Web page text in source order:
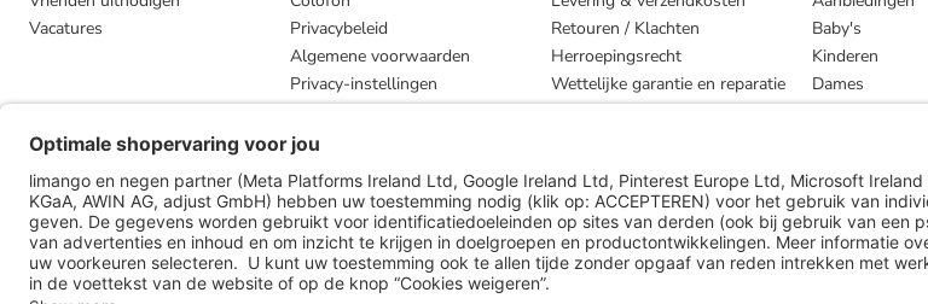
Vacatures
Privacybeleid
Algemene voorwaarden
Privacy-instellingen
Compliance
Retouren / Klachten
Herroepingsrecht
Wettelijke garantie en reparatie
Baby's
Kinderen
Dames
Heren